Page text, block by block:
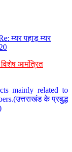
म्यर पहाड़ म्यर
आमंत्रित
mainly related to
के प्रबुद्ध